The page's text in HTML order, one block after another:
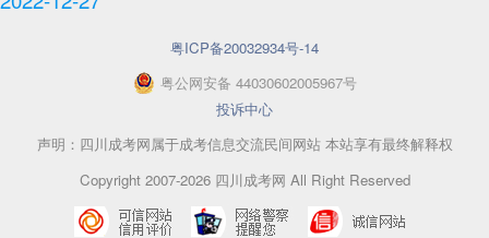
粤ICP备20032934号-14
粤公网安备 44030602005967号
投诉中心
声明：四川成考网属于成考信息交流民间网站 本站享有最终解释权
Copyright 2007-2026 四川成考网 All Right Reserved